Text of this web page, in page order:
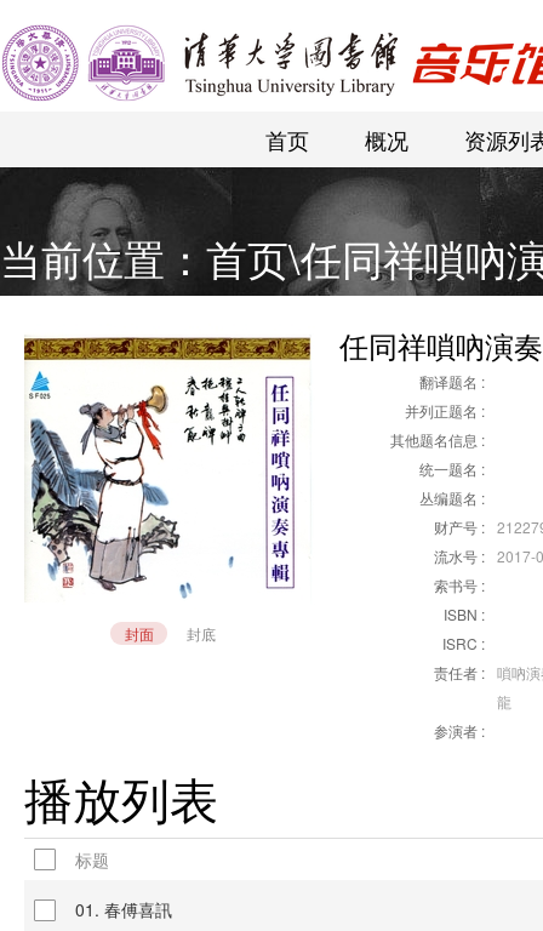
首页 概况 资源列
当前位置： 首页\任同祥嗩吶
封面 封底
任同祥嗩吶演
翻译题名 :
并列正题名 :
其他题名信息 :
统一题名 :
丛编题名 :
财产号 :
流水号 : 2017-
索书号 :
ISBN :
ISRC :
责任者 : 嗩吶
龍
参演者 :
播放列表
标题
01. 春傅喜訊